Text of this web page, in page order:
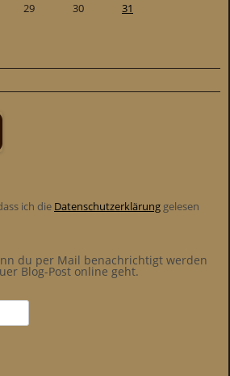
29 30 31
ich die Datenschutzerklärung gelesen
du per Mail benachrichtigt werden
Blog-Post online geht.